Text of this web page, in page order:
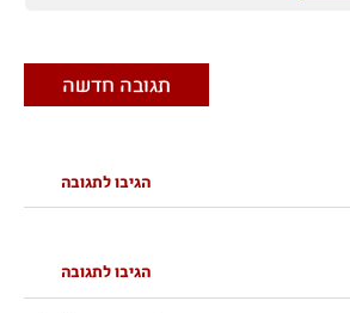
תגובה חדשה
הגיבו לתגובה
הגיבו לתגובה